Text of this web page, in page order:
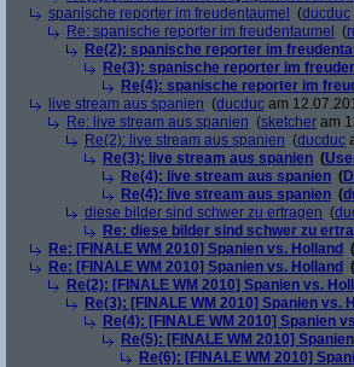
spanische reporter im freudentaumel
(ducduc
Re: spanische reporter im freudentaumel
(
Re(2): spanische reporter im
Re(3): spanische reporter im
Re(4): spanische reporter im
live stream aus spanien (ducduc am
Re: live stream aus spanien (sketcher am
Re(2): live stream aus spanien (ducduc
Re(3): live stream aus spanien (
Re(4): live stream aus spanien (
Re(4): live stream aus spanien (
diese bilder sind schwer zu ertragen (
Re: diese bilder sind schwer zu
Re: [FINALE WM 2010] Spanien vs. Holland (
Re: [FINALE WM 2010] Spanien vs. Holland (
Re(2): [FINALE WM 2010] Spanien vs.
Re(3): [FINALE WM 2010] Spanien vs.
Re(4): [FINALE WM 2010] Spanien
Re(5): [FINALE WM 2010]
Re(6): [FINALE WM 2010]